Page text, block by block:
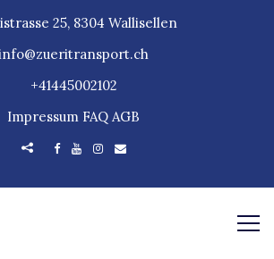
25, 8304 Wallisellen
+41445002102
Impressum FAQ AGB